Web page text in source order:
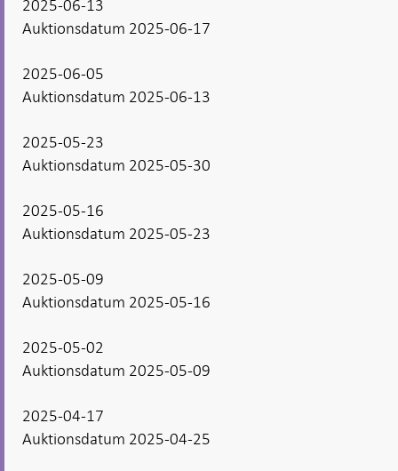
2025-06-13
Auktionsdatum 2025-06-17
2025-06-05
Auktionsdatum 2025-06-13
2025-05-23
Auktionsdatum 2025-05-30
2025-05-16
Auktionsdatum 2025-05-23
2025-05-09
Auktionsdatum 2025-05-16
2025-05-02
Auktionsdatum 2025-05-09
2025-04-17
Auktionsdatum 2025-04-25